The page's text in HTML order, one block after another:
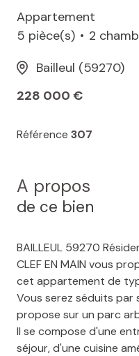
Appartement
5 pièce(s)
2
Bailleul (59270)
228 000 €
Référence 307
A propos
de ce bien
BAILLEUL 59270
CLEF EN MAIN vous
cet appartement de
Vous serez séduits par
propose sur un parc
Il se compose d'une
séjour, d'une cuisine